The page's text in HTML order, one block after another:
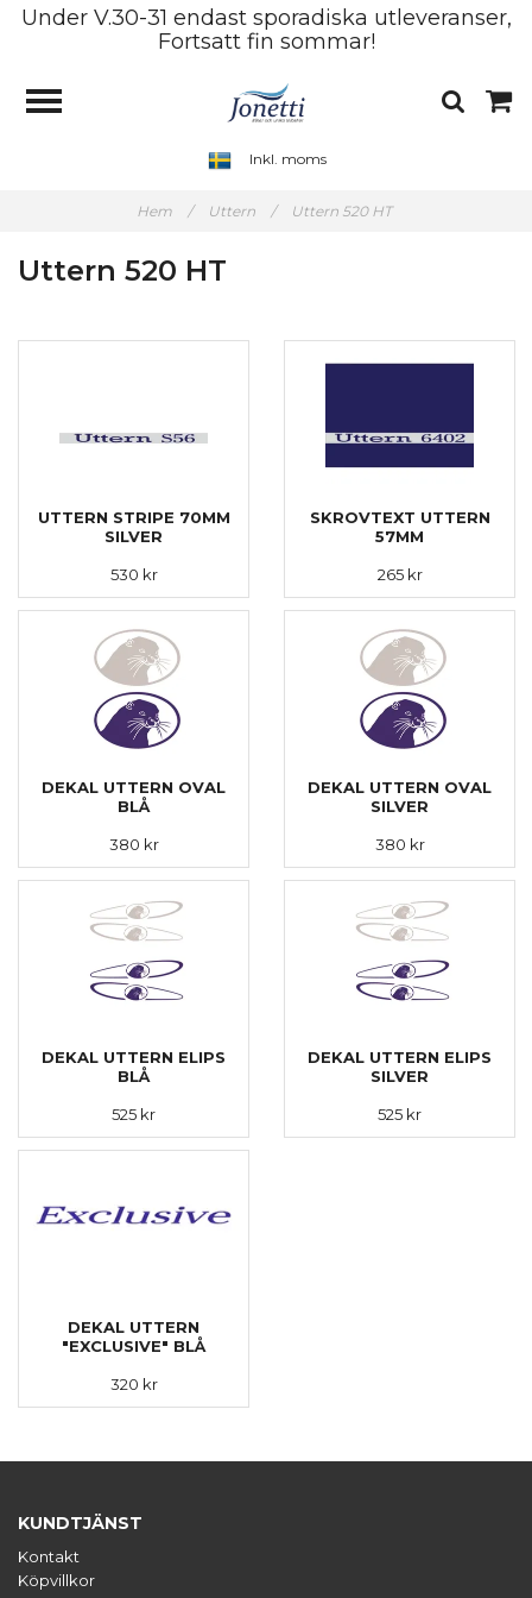
Under V.30-31 endast sporadiska utleveranser,
Fortsatt fin sommar!
Inkl. moms
Hem / Uttern / Uttern 520 HT
Uttern 520 HT
UTTERN STRIPE 70MM
SILVER
530 kr
SKROVTEXT UTTERN
57MM
265 kr
DEKAL UTTERN OVAL
BLÅ
380 kr
DEKAL UTTERN OVAL
SILVER
380 kr
DEKAL UTTERN ELIPS
BLÅ
525 kr
DEKAL UTTERN ELIPS
SILVER
525 kr
DEKAL UTTERN
"EXCLUSIVE" BLÅ
320 kr
KUNDTJÄNST
Kontakt
Köpvillkor